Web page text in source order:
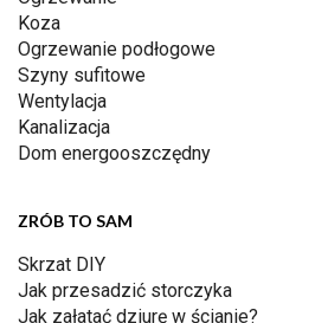
Koza
Ogrzewanie podłogowe
Szyny sufitowe
Wentylacja
Kanalizacja
Dom energooszczędny
ZRÓB TO SAM
Skrzat DIY
Jak przesadzić storczyka
Jak załatać dziurę w ścianie?